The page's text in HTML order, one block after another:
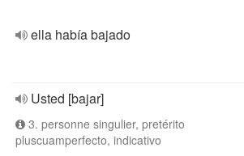
ella había bajado
Usted [bajar]
3. personne singulier, pretérito
pluscuamperfecto, indicativo